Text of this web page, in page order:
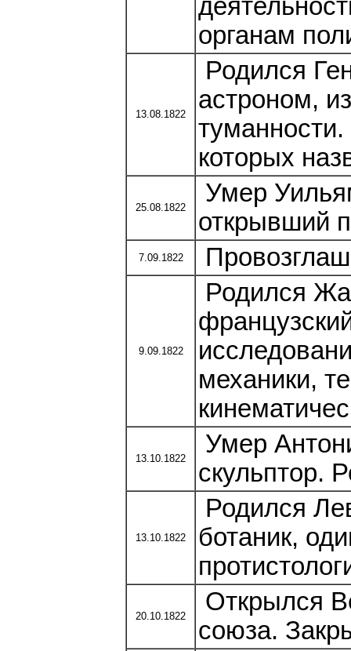
органам
13.08.1822
Родился
астроном,
которых
25.08.1822
Умер
открывший
7.09.1822
9.09.1822
Родился
механики,
13.10.1822
Умер
скульптор.
13.10.1822
Родился
ботаник,
20.10.1822
Открылся
союза.